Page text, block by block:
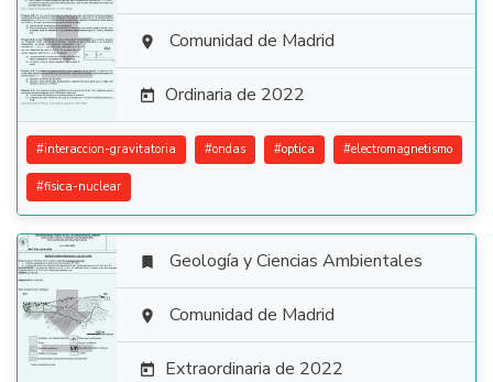
  Comunidad de Madrid
 Ordinaria de 2022
#interaccion-gravitatoria #ondas #optica #electromagnetismo
#fisica-nuclear

 Geología y Ciencias Ambientales
 Comunidad de Madrid
 Extraordinaria de 2022